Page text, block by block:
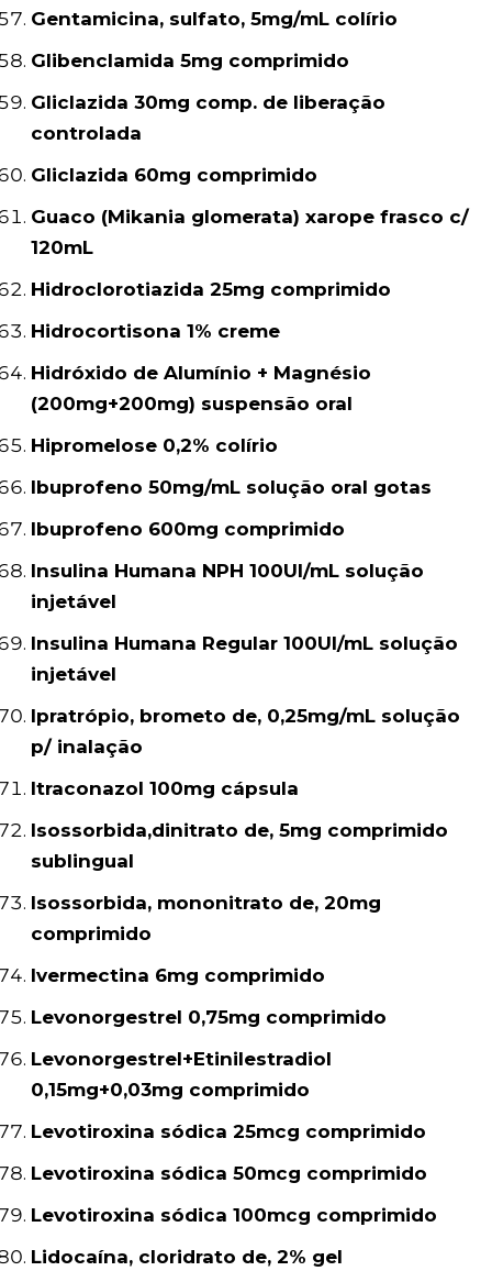
Gentamicina, sulfato, 5mg/mL colírio
Glibenclamida 5mg comprimido
Gliclazida 30mg comp. de liberação
controlada
Gliclazida 60mg comprimido
Guaco (Mikania glomerata) xarope frasco c/
120mL
Hidroclorotiazida 25mg comprimido
Hidrocortisona 1% creme
Hidróxido de Alumínio + Magnésio
(200mg+200mg) suspensão oral
Hipromelose 0,2% colírio
Ibuprofeno 50mg/mL solução oral gotas
Ibuprofeno 600mg comprimido
Insulina Humana NPH 100UI/mL solução
injetável
Insulina Humana Regular 100UI/mL solução
injetável
Ipratrópio, brometo de, 0,25mg/mL solução
p/ inalação
Itraconazol 100mg cápsula
Isossorbida,dinitrato de, 5mg comprimido
sublingual
Isossorbida, mononitrato de, 20mg
comprimido
Ivermectina 6mg comprimido
Levonorgestrel 0,75mg comprimido
Levonorgestrel+Etinilestradiol
0,15mg+0,03mg comprimido
Levotiroxina sódica 25mcg comprimido
Levotiroxina sódica 50mcg comprimido
Levotiroxina sódica 100mcg comprimido
Lidocaína, cloridrato de, 2% gel